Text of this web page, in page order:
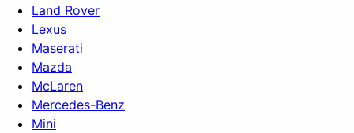
Land Rover
Lexus
Maserati
Mazda
McLaren
Mercedes-Benz
Mini